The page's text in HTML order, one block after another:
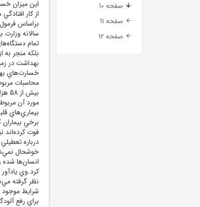
صفحه 10
صفحه 11
صفحه 12
از کار
براساس
سالانه
تمام
بلکه منجر
بهداشت در
خسارت‌هاي
محاسبات
مورد آن
بيماري‌هاي
برخي
فوت کرده‌اند
درباره
خوشحال
انسان‌ها شده
کرد.وي
نظر گرفته
شرايط موجود
براي رفع